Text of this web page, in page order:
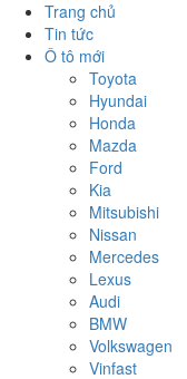
Trang chủ
Tin tức
Ô tô mới
Toyota
Hyundai
Honda
Mazda
Ford
Kia
Mitsubishi
Nissan
Mercedes
Lexus
Audi
BMW
Volkswagen
Vinfast